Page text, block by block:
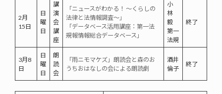
2月
15日
日
曜
日
講
演
会
講
座
「ニュースがわかる！ ～くらしの
法律と法情報調査～」
「データベース活用講座：第一法
規報情報総合データベース」
小
林
毅
第一
法規
終了
3月8
日
日
曜
日
朗
読
会
「雨ニモマケズ」朗読会と森のお
うちおはなしの会による朗読劇
酒井
倫子
終了